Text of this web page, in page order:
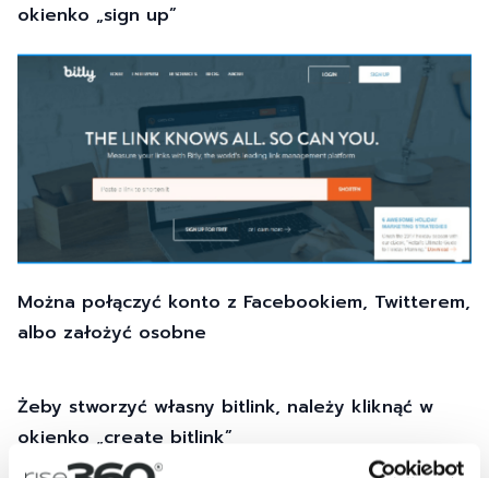
okienko „sign up”
Można połączyć konto z Facebookiem, Twitterem,
albo założyć osobne
Żeby stworzyć własny bitlink, należy kliknąć w
okienko „create bitlink”